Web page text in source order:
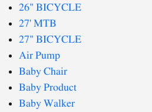
26" BICYCLE
27' MTB
27" BICYCLE
Air Pump
Baby Chair
Baby Product
Baby Walker